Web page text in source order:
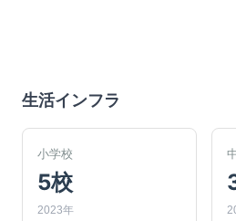
生活インフラ
小学校
5校
2023年